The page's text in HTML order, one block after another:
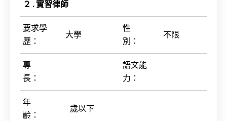
２ . 實習律師
要求學
歷 ：
大學
性
別 ：
不限
專
長 ：
語文能
力 ：
年
齡 ：
歲以下